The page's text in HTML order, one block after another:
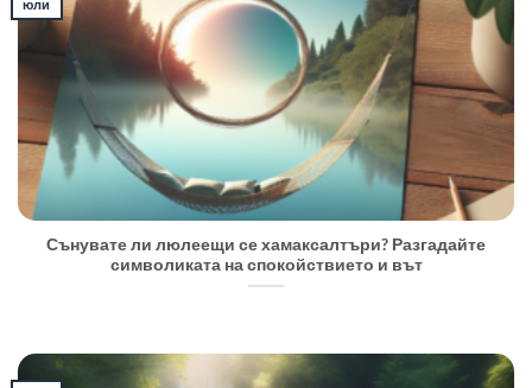
Сънувате ли люлеещи се хамаксалтъри? Разгадайте
символиката на спокойствието и вът
юли